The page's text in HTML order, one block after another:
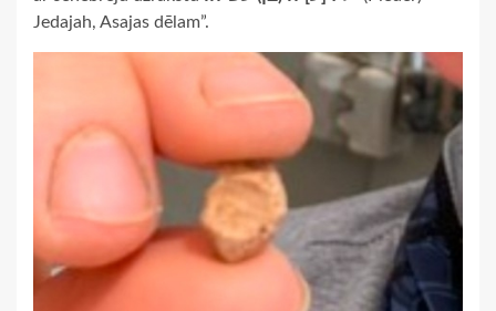
Jedajah, Asajas dēlam”.